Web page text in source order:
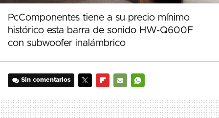
PcComponentes tiene a su precio mínimo
histórico esta barra de sonido HW-Q600F
con subwoofer inalámbrico
Sin comentarios
MAIL